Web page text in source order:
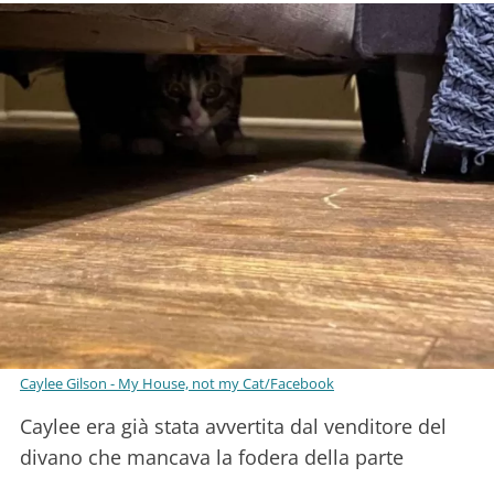
Caylee Gilson - My House, not my Cat/Facebook
Caylee era già stata avvertita dal venditore del
divano che mancava la fodera della parte